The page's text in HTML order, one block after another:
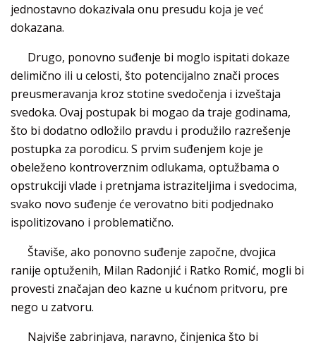
jednostavno dokazivala onu presudu koja je već
dokazana.
Drugo, ponovno suđenje bi moglo ispitati dokaze
delimično ili u celosti, što potencijalno znači proces
preusmeravanja kroz stotine svedočenja i izveštaja
svedoka. Ovaj postupak bi mogao da traje godinama,
što bi dodatno odložilo pravdu i produžilo razrešenje
postupka za porodicu. S prvim suđenjem koje je
obeleženo kontroverznim odlukama, optužbama o
opstrukciji vlade i pretnjama istraziteljima i svedocima,
svako novo suđenje će verovatno biti podjednako
ispolitizovano i problematično.
Štaviše, ako ponovno suđenje započne, dvojica
ranije optuženih, Milan Radonjić i Ratko Romić, mogli bi
provesti značajan deo kazne u kućnom pritvoru, pre
nego u zatvoru.
Najviše zabrinjava, naravno, činjenica što bi